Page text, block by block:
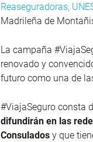
Reaseguradoras,
Madrileña de
La campaña
renovado y
futuro como una de
#ViajaSeguro consta
difundirán en las
Consulados y que